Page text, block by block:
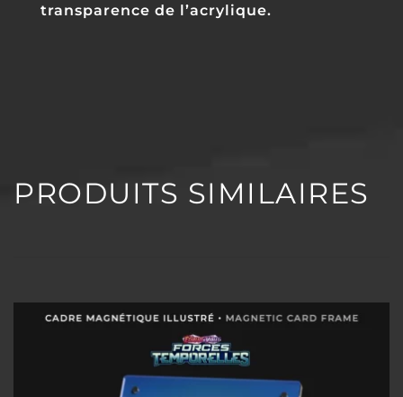
transparence de l’acrylique.
PRODUITS SIMILAIRES